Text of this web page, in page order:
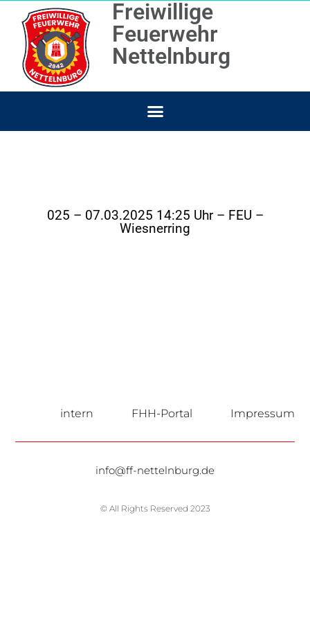
Freiwillige
Feuerwehr
Nettelnburg
025 – 07.03.2025 14:25 Uhr – FEU –
Wiesnerring
intern FHH-Portal Impressum
info@ff-nettelnburg.de
© All Rights Reserved 2023